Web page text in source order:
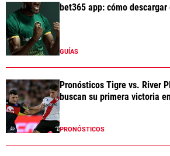
bet365 app: cómo
GUÍAS
Pronósticos Tigre vs. River
buscan su primera victoria
PRONÓSTICOS